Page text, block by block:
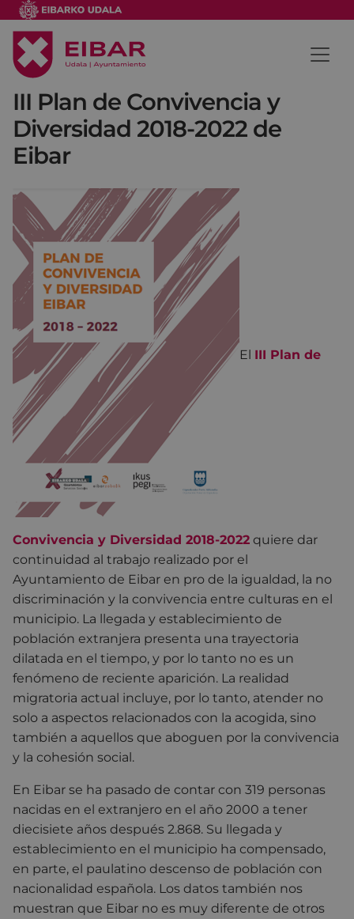
III Plan de Convivencia y
Diversidad 2018-2022 de
Eibar
El III Plan de
Convivencia y Diversidad 2018-2022 quiere dar
continuidad al trabajo realizado por el
Ayuntamiento de Eibar en pro de la igualdad, la no
discriminación y la convivencia entre culturas en el
municipio. La llegada y establecimiento de
población extranjera presenta una trayectoria
dilatada en el tiempo, y por lo tanto no es un
fenómeno de reciente aparición. La realidad
migratoria actual incluye, por lo tanto, atender no
solo a aspectos relacionados con la acogida, sino
también a aquellos que aboguen por la convivencia
y la cohesión social.
En Eibar se ha pasado de contar con 319 personas
nacidas en el extranjero en el año 2000 a tener
diecisiete años después 2.868. Su llegada y
establecimiento en el municipio ha compensado,
en parte, el paulatino descenso de población con
nacionalidad española. Los datos también nos
muestran que Eibar no es muy diferente de otros